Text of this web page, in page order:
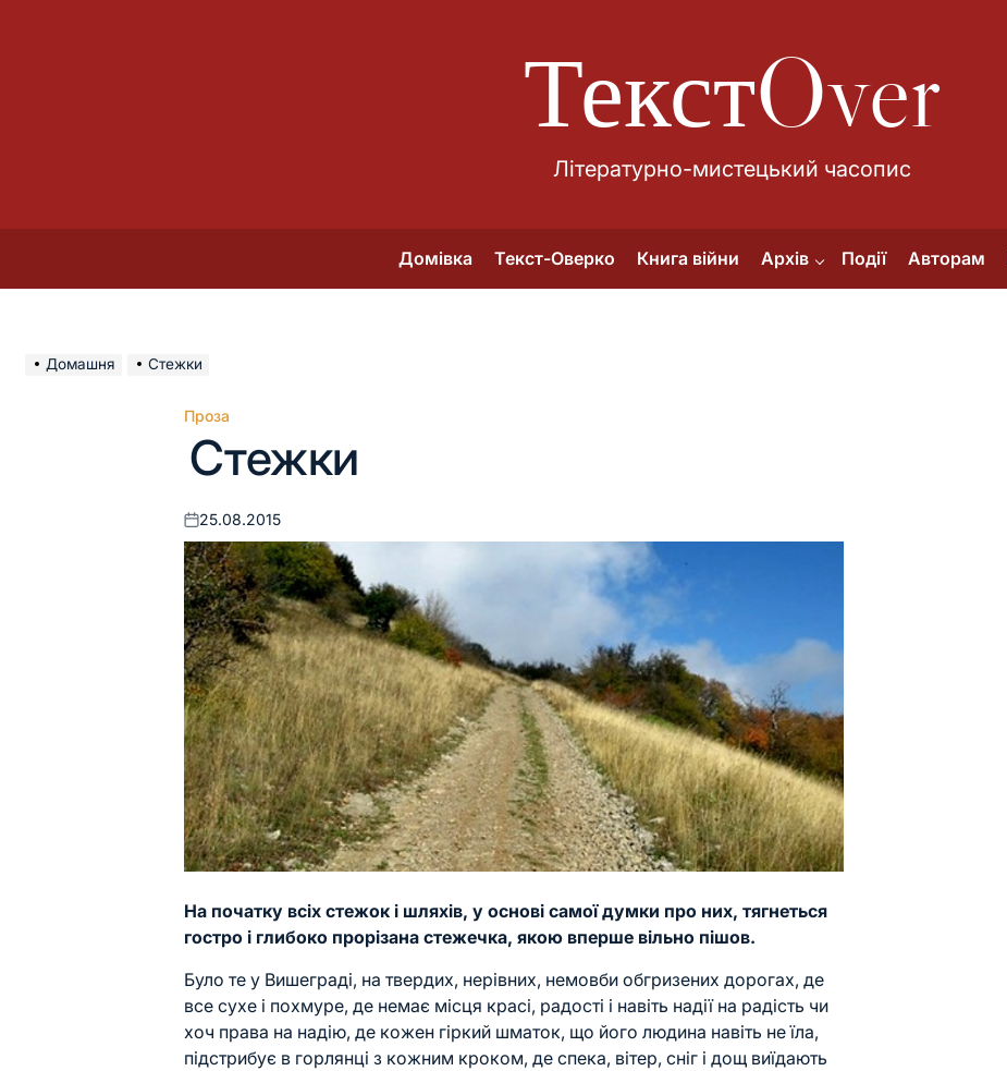
ТекстOver
Літературно-мистецький часопис
Домівка Текст-Оверко Книга війни Архів Події Авторам
Домашня Стежки
Опублікувати
у
Проза
Стежки
Оприлюднено
25.08.2015
На початку всіх стежок і шляхів, у основі самої думки про них, тягнеться
гостро і глибоко прорізана стежечка, якою вперше вільно пішов.
Було те у Вишеграді, на твердих, нерівних, немовби обгризених дорогах, де
все сухе і похмуре, де немає місця красі, радості і навіть надії на радість чи
хоч права на надію, де кожен гіркий шматок, що його людина навіть не їла,
підстрибує в горлянці з кожним кроком, де спека, вітер, сніг і дощ виїдають